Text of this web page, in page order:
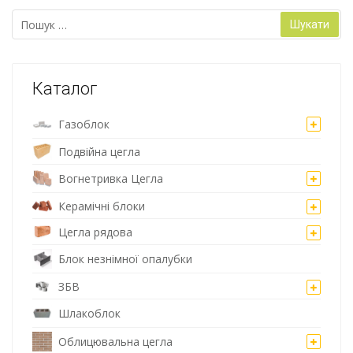
Пошук:
Каталог
Газоблок
Подвійна цегла
Вогнетривка Цегла
Керамічні блоки
Цегла рядова
Блок незнімної опалубки
ЗБВ
Шлакоблок
Облицювальна цегла